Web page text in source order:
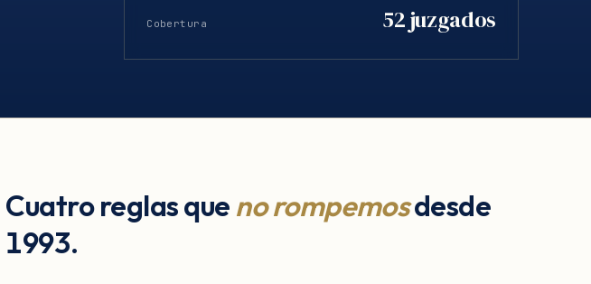
Cobertura 52 juzgados
Cuatro reglas que no rompemosdesde
1993.